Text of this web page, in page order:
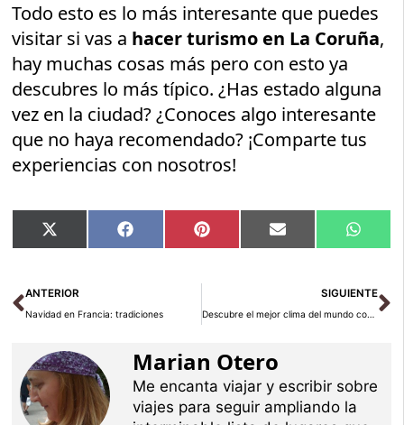
Todo esto es lo más interesante que puedes
visitar si vas a hacer turismo en La Coruña,
hay muchas cosas más pero con esto ya
descubres lo más típico. ¿Has estado alguna
vez en la ciudad? ¿Conoces algo interesante
que no haya recomendado? ¡Comparte tus
experiencias con nosotros!
Compartir
en
X
(Twitter)
Compartir
en
Facebook Compartir
en
Pinterest Compartir
en
Email
en
Ant
ANTERIOR
Navidad en Francia: tradiciones
SIGUIENTE
Descubre el mejor clima del mundo con el documental “La sonrisa del sol”
Marian Otero
Me encanta viajar y escribir sobre
viajes para seguir ampliando la